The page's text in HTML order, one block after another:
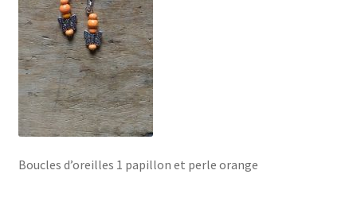
Boucles d’oreilles 1 papillon et perle orange